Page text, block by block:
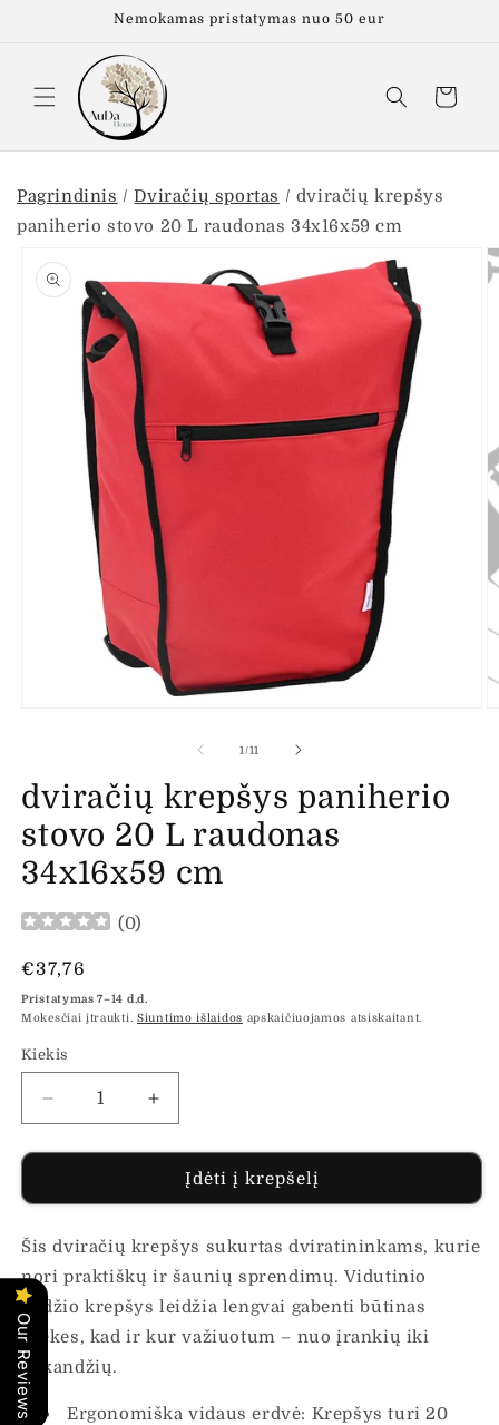
Nemokamas pristatymas nuo 50 eur
Krepšelis
Pagrindinis /Dviračių sportas / dviračių krepšys
paniherio stovo 20 L raudonas 34x16x59 cm
informacijos
apie gaminį
lange
1/iš
11
dviračių krepšys paniherio
stovo 20 L raudonas
34x16x59 cm
(0)
Įprasta
kaina
€37,76
Pristatymas 7–14 d.d.
Mokesčiai įtraukti. Siuntimo išlaidos apskaičiuojamos atsiskaitant.
Kiekis
Sumažinti
dviračių
krepšys
stovo
L
raudonas
34x16x59
cm
kiekį
Padidinti
dviračių
krepšys
paniherio
stovo
L
raudonas
34x16x59
cm
kiekį
Įdėti į krepšelį
Šis dviračių krepšys sukurtas dviratininkams, kurie
nori praktiškų ir šaunių sprendimų. Vidutinio
dydžio krepšys leidžia lengvai gabenti būtinas
prekes, kad ir kur važiuotum – nuo įrankių iki
užkandžių.
Ergonomiška vidaus erdvė: Krepšys turi 20
Our Reviews